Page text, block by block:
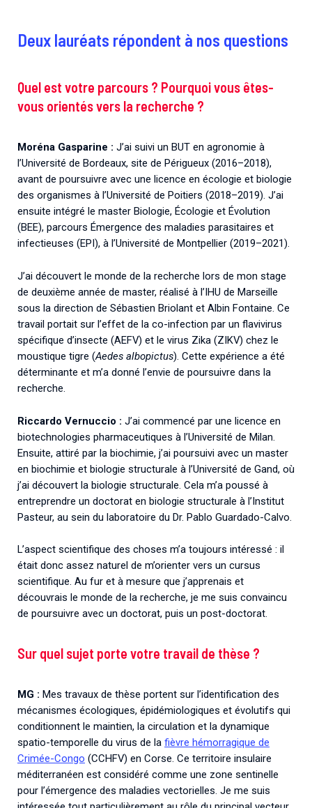
Deux lauréats répondent à nos questions
Quel est votre parcours ? Pourquoi vous êtes-
vous orientés vers la recherche ?
Moréna Gasparine : J’ai suivi un BUT en agronomie à
l’Université de Bordeaux, site de Périgueux (2016–2018),
avant de poursuivre avec une licence en écologie et biologie
des organismes à l’Université de Poitiers (2018–2019). J’ai
ensuite intégré le master Biologie, Écologie et Évolution
(BEE), parcours Émergence des maladies parasitaires et
infectieuses (EPI), à l’Université de Montpellier (2019–2021).
J’ai découvert le monde de la recherche lors de mon stage
de deuxième année de master, réalisé à l’IHU de Marseille
sous la direction de Sébastien Briolant et Albin Fontaine. Ce
travail portait sur l’effet de la co-infection par un flavivirus
spécifique d’insecte (AEFV) et le virus Zika (ZIKV) chez le
moustique tigre (Aedes albopictus). Cette expérience a été
déterminante et m’a donné l’envie de poursuivre dans la
recherche.
Riccardo Vernuccio : J’ai commencé par une licence en
biotechnologies pharmaceutiques à l’Université de Milan.
Ensuite, attiré par la biochimie, j’ai poursuivi avec un master
en biochimie et biologie structurale à l’Université de Gand, où
j’ai découvert la biologie structurale. Cela m’a poussé à
entreprendre un doctorat en biologie structurale à l’Institut
Pasteur, au sein du laboratoire du Dr. Pablo Guardado-Calvo.
L’aspect scientifique des choses m’a toujours intéressé : il
était donc assez naturel de m’orienter vers un cursus
scientifique. Au fur et à mesure que j’apprenais et
découvrais le monde de la recherche, je me suis convaincu
de poursuivre avec un doctorat, puis un post-doctorat.
Sur quel sujet porte votre travail de thèse ?
MG : Mes travaux de thèse portent sur l’identification des
mécanismes écologiques, épidémiologiques et évolutifs qui
conditionnent le maintien, la circulation et la dynamique
spatio-temporelle du virus de la fièvre hémorragique de
Crimée-Congo (CCHFV) en Corse. Ce territoire insulaire
méditerranéen est considéré comme une zone sentinelle
pour l’émergence des maladies vectorielles. Je me suis